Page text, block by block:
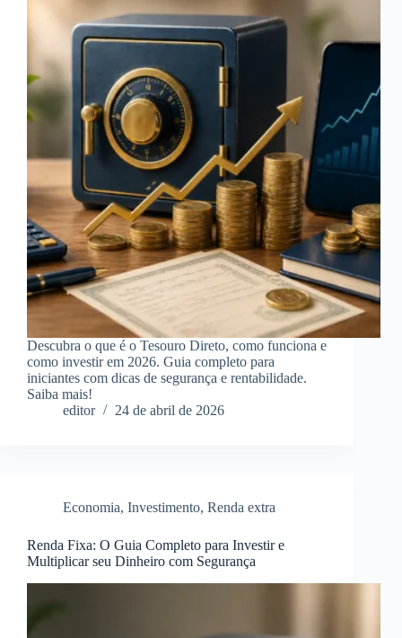
Descubra o que é o Tesouro Direto, como funciona e
como investir em 2026. Guia completo para
iniciantes com dicas de segurança e rentabilidade.
Saiba mais!
editor
24 de abril de 2026
Economia, Investimento, Renda extra
Renda Fixa: O Guia Completo para Investir e
Multiplicar seu Dinheiro com Segurança